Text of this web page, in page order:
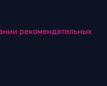
рекомендательных